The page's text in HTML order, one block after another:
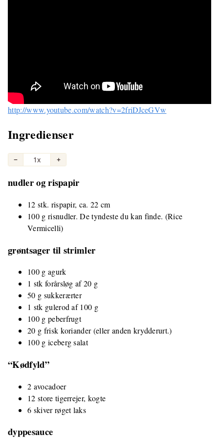
http://www.youtube.com/watch?v=2friDJceGVw
Ingredienser
− 1x +
nudler og rispapir
12 stk. rispapir, ca. 22 cm
100 g risnudler. De tyndeste du kan finde. (Rice
Vermicelli)
grøntsager til strimler
100 g agurk
1 stk forårsløg af 20 g
50 g sukkerærter
1 stk gulerod af 100 g
100 g peberfrugt
20 g frisk koriander (eller anden krydderurt.)
100 g iceberg salat
“Kødfyld”
2 avocadoer
12 store tigerrejer, kogte
6 skiver røget laks
dyppesauce